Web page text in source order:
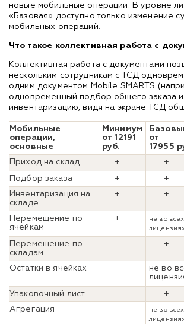
новые мобильные операции. В уровне
«Базовая» доступно только изменение
мобильных операций.
Что такое коллективная работа с
Коллективная работа с документами
нескольким сотрудникам с ТСД
одним документом Mobile SMARTS
одновременный подбор общего заказа
инвентаризацию, видя на экране ТСД
Мобильные
операции,
основные
Минимум
от 12191
руб.
от
17955
Приход на склад + +
Подбор заказа
+ +
Инвентаризация на
складе
+ +
Перемещение по
ячейкам
+
не во всех
лицензиях
Перемещение по
складам
+
Остатки в ячейках
не во
Упаковочный лист +
Агрегация
не во всех
лицензиях